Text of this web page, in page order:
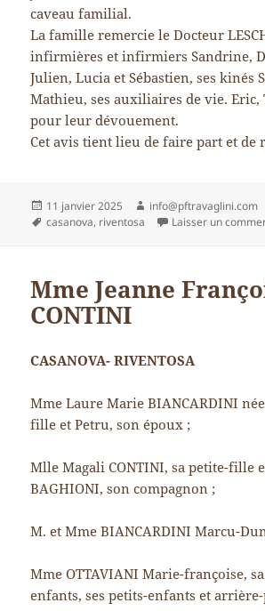
caveau familial.
La famille remercie le Docteur
infirmières et infirmiers Sandrine,
Julien, Lucia et Sébastien, ses kinés
Mathieu, ses auxiliaires de vie. Eric,
pour leur dévouement.
Cet avis tient lieu de faire part et de
Publié
le
11 janvier 2025 Auteur
info@pftravaglini.com
Mots-
casanova, riventosa Laisser un
Mme Jeanne
CONTINI
CASANOVA- RIVENTOSA
Mme Laure Marie BIANCARDINI
fille et Petru, son époux ;
Mlle Magali CONTINI, sa petite-fille
BAGHIONI, son compagnon ;
M. et Mme BIANCARDINI Marcu-
Mme OTTAVIANI Marie-françoise,
enfants, ses petits-enfants et